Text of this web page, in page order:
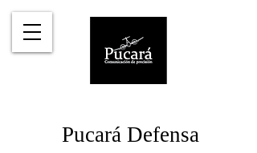
Pucará Defensa